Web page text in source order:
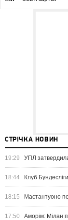
СТРІЧКА НОВИН
19:29 УПЛ
18:44 Клуб
18:15 Мастантуоно
17:50
Аморім: Мілан